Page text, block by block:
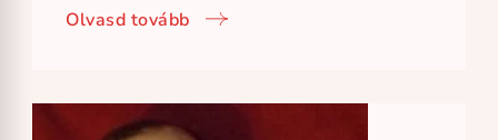
Olvasd tovább